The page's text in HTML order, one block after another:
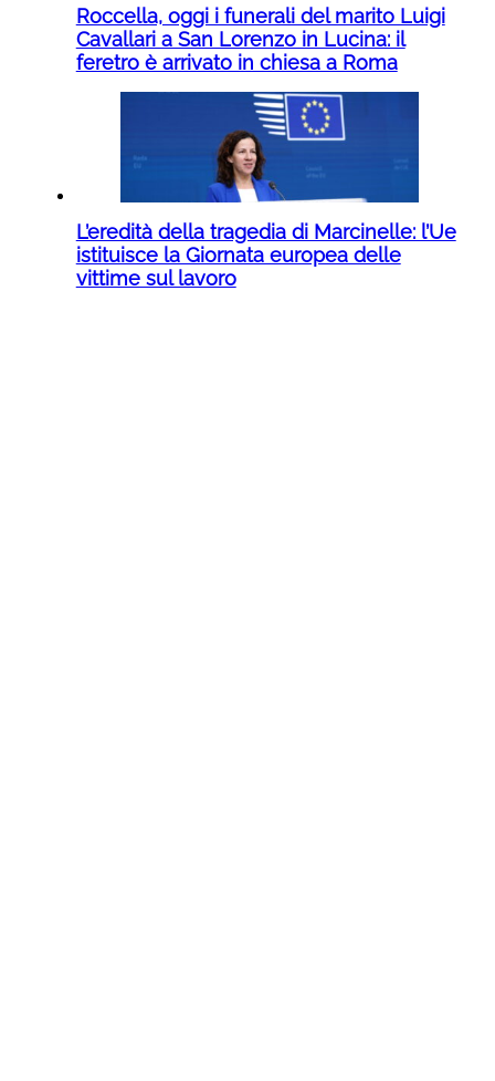
Roccella, oggi i funerali del marito Luigi
Cavallari a San Lorenzo in Lucina: il
feretro è arrivato in chiesa a Roma
L’eredità della tragedia di Marcinelle: l’Ue
istituisce la Giornata europea delle
vittime sul lavoro